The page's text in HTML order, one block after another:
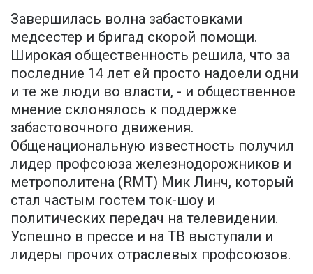
Завершилась волна забастовками
медсестер и бригад скорой помощи.
Широкая общественность решила, что за
последние 14 лет ей просто надоели одни
и те же люди во власти, - и общественное
мнение склонялось к поддержке
забастовочного движения.
Общенациональную известность получил
лидер профсоюза железнодорожников и
метрополитена (RMT) Мик Линч, который
стал частым гостем ток-шоу и
политических передач на телевидении.
Успешно в прессе и на ТВ выступали и
лидеры прочих отраслевых профсоюзов.